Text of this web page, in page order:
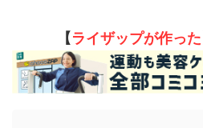
【ライザップが作った